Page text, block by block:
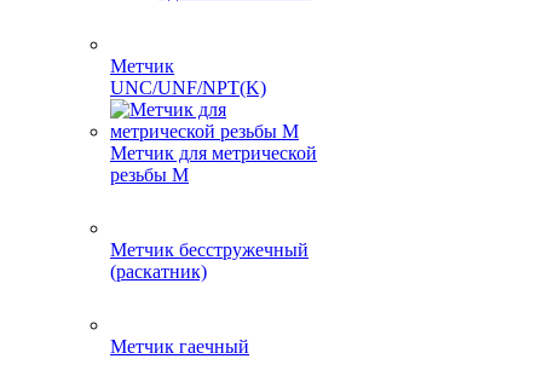
Метчик
UNC/UNF/NPT(K)
Метчик для метрической
резьбы M
Метчик бесстружечный
(раскатник)
Метчик гаечный